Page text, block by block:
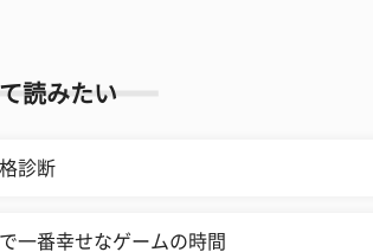
読みたい
診断
一番幸せなゲームの時間